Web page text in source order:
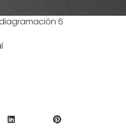
6